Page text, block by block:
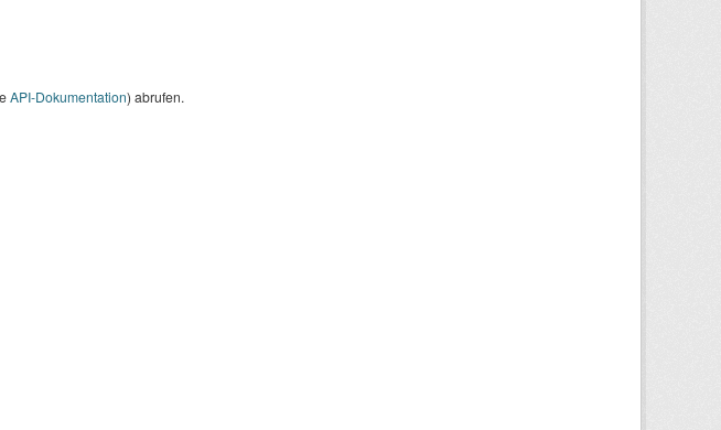
API-Dokumentation) abrufen.